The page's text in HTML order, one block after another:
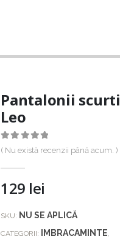
Pantalonii scurti
Leo
0out of 5
( Nu există recenzii până acum. )
129 lei
SKU: NU SE APLICĂ
CATEGORII: IMBRACAMINTE